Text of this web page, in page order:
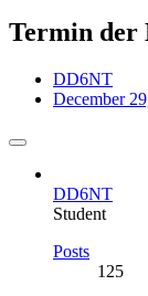
Termin der
DD6NT
December
DD6NT
Student
Posts
125